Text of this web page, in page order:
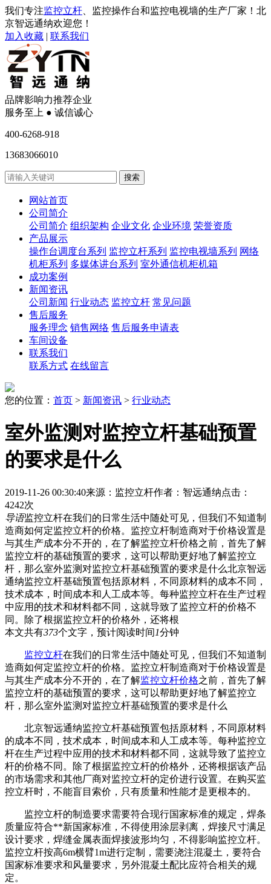
我们专注监控立杆 、监控操作台和监控电视墙的生产厂家！北
京智远通纳欢迎您！
加入收藏 | 联系我们
品牌影响力推荐企业
服务至上 ● 诚信诚心
400-6268-918
13683066010
网站首页
公司简介
公司简介 组织架构 企业文化 企业环境 荣誉资质
产品展示
操作台调度台系列 监控立杆系列 监控电视墙系列 网络
机柜系列 多媒体讲台系列 室外通信机柜机箱
成功案例
新闻资讯
公司新闻 行业动态 监控立杆 常见问题
售后服务
服务理念 销售网络 售后服务申请表
车间设备
联系我们
联系方式 在线留言
您的位置： 首页 > 新闻资讯 > 行业动态
室外监测对监控立杆基础预置
的要求是什么
2019-11-26 00:30:40来源：监控立杆作者：智远通纳点击：
4242次
导语监控立杆在我们的日常生活中随处可见，但我们不知道制
造商如何定监控立杆的价格。监控立杆制造商对于价格设置是
与其生产成本分不开的，在了解监控立杆价格之前，首先了解
监控立杆的基础预置的要求，这可以帮助更好地了解监控立
杆，那么室外监测对监控立杆基础预置的要求是什么北京智远
通纳监控立杆基础预置包括原材料，不同原材料的成本不同，
技术成本，时间成本和人工成本等。每种监控立杆在生产过程
中应用的技术和材料都不同，这就导致了监控立杆的价格不
同。除了根据监控立杆的价格外，还将根
本文共有373个文字，预计阅读时间 1分钟
监控立杆在我们的日常生活中随处可见，但我们不知道制
造商如何定监控立杆的价格。监控立杆制造商对于价格设置是
与其生产成本分不开的，在了解监控立杆价格之前，首先了解
监控立杆的基础预置的要求，这可以帮助更好地了解监控立
杆，那么室外监测对监控立杆基础预置的要求是什么
北京智远通纳监控立杆基础预置包括原材料，不同原材料
的成本不同，技术成本，时间成本和人工成本等。每种监控立
杆在生产过程中应用的技术和材料都不同，这就导致了监控立
杆的价格不同。除了根据监控立杆的价格外，还将根据该产品
的市场需求和其他厂商对监控立杆的定价进行设置。在购买监
控立杆时，不能盲目索价，只有质量和性能才是更根本的。
监控立杆的制造要求需要符合现行国家标准的规定，焊条
质量应符合**新国家标准，不得使用涂层剥离，焊接尺寸满足
设计要求，焊缝金属表面焊接波形均匀，不得影响监控立杆。
监控立杆按高6m横臂1m进行定制，需要浇注混凝土，要符合
国家标准要求和风量要求，另外混凝土配比应符合相关的规
定。